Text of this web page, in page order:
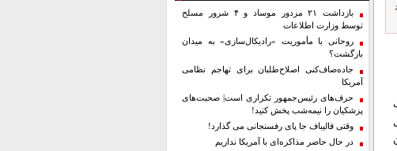
بازداشت ۲۱ مزدور موساد و ۴ شرور مسلح
توسط وزارت اطلاعات
روحانی با مأموریت «رادیکال‌سازی» به میدان
بازگشت؟
جاده‌صاف‌کنی اصلاح‌طلبان برای تهاجم نظامی
آمریکا
حرف‌های رئیس‌جمهور تکراری است| صحبت‌های
پزشکیان را نیمه‌شب پخش کنید!
وقتی قالیباف جا پای رفسنجانی می گذارد!
در حال حاضر مذاکره‌ای با آمریکا نداریم